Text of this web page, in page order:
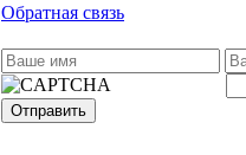
Обратная связь
Отправить